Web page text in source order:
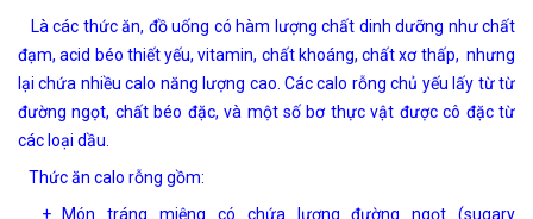
Là các thức ăn, đồ uống có hàm lượng chất dinh dưỡng như chất
đạm, acid béo thiết yếu, vitamin, chất khoáng, chất xơ thấp, nhưng
lại chứa nhiều calo năng lượng cao. Các calo rỗng chủ yếu lấy từ từ
đường ngọt, chất béo đặc, và một số bơ thực vật được cô đặc từ
các loại dầu.
Thức ăn calo rỗng gồm:
+ Món tráng miệng có chứa lượng đường ngọt (sugary